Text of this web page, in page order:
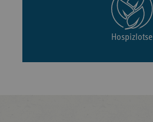
Hospizlotse